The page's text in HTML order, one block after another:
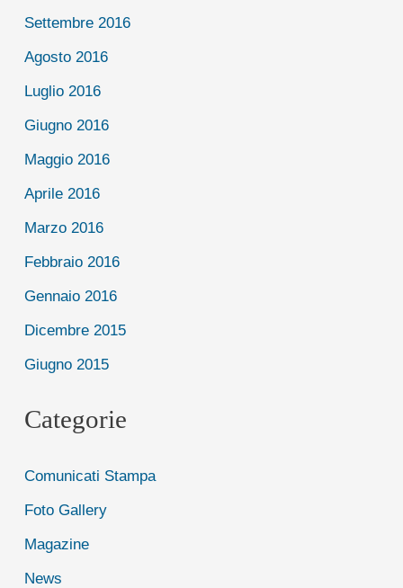
Settembre 2016
Agosto 2016
Luglio 2016
Giugno 2016
Maggio 2016
Aprile 2016
Marzo 2016
Febbraio 2016
Gennaio 2016
Dicembre 2015
Giugno 2015
Categorie
Comunicati Stampa
Foto Gallery
Magazine
News